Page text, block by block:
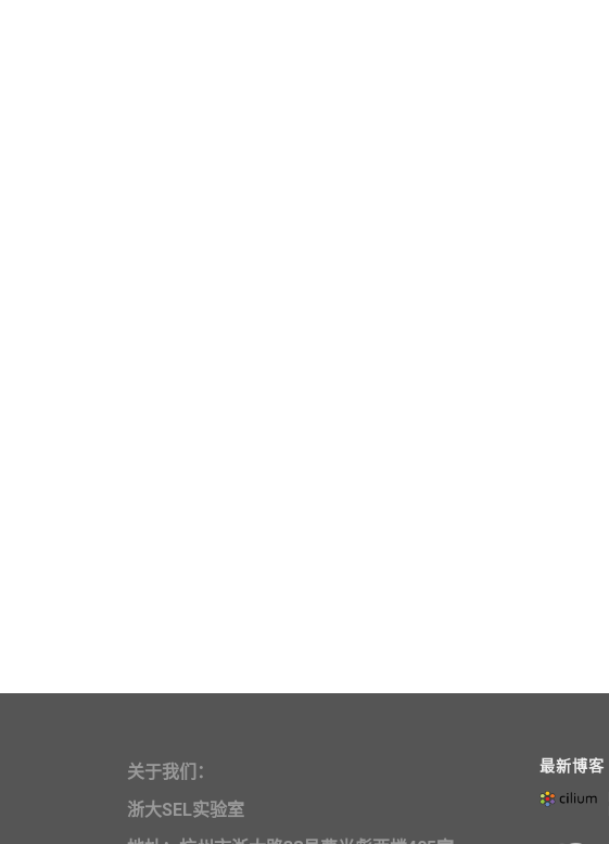
关于我们：
浙大SEL实验室
最新博客